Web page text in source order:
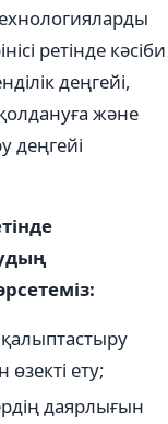
ретінде кəсіби
деңгейі,
жəне
деңгейі
ету;
даярлығын